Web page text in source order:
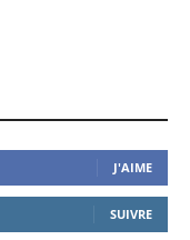
J'AIME
SUIVRE